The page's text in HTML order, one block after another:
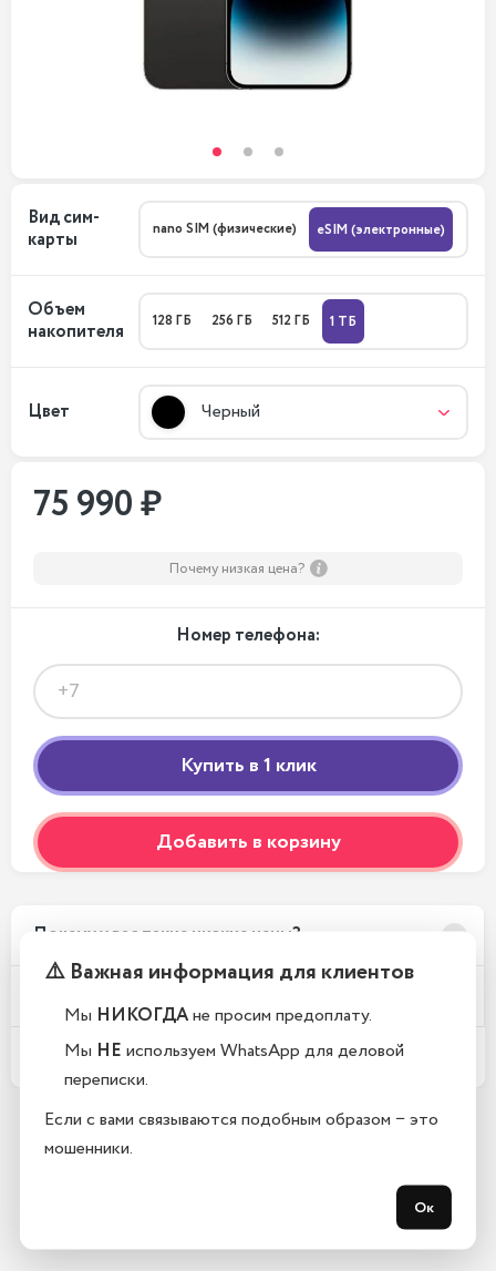
Вид сим-
карты
nano SIM (физические) eSIM (электронные)
Объем
накопителя
128 ГБ 256 ГБ 512 ГБ 1 ТБ
Цвет Черный
75 990 ₽
Почему низкая цена?
Номер телефона:
Добавить в корзину
Почему у вас такие низкие цены?
Какой срок гарантии?
⚠️ Важная информация для клиентов
Мы НИКОГДАне просим предоплату.
Мы НЕ используем WhatsApp для деловой
переписки.
Если с вами связываются подобным образом − это
мошенники.
Ок